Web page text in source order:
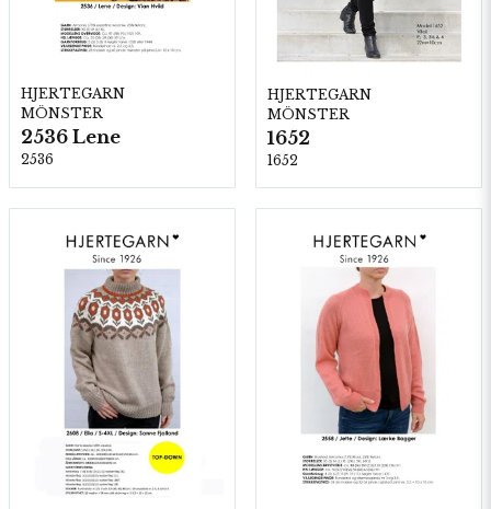
HJERTEGARN
MÖNSTER
2536 Lene
2536
HJERTEGARN
MÖNSTER
1652
1652